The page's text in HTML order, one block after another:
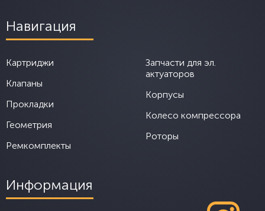
Навигация
Картриджи
Клапаны
Прокладки
Геометрия
Ремкомплекты
Запчасти для эл.
актуаторов
Корпусы
Колесо компрессора
Роторы
Информация